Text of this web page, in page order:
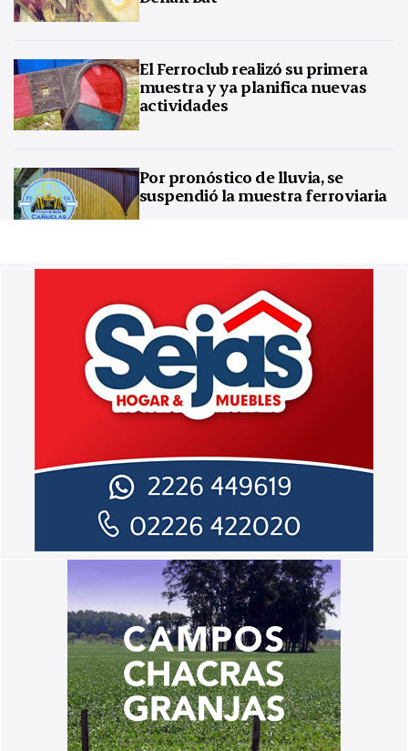
El Ferroclub realizó su primera
muestra y ya planifica nuevas
actividades
Por pronóstico de lluvia, se
suspendió la muestra ferroviaria